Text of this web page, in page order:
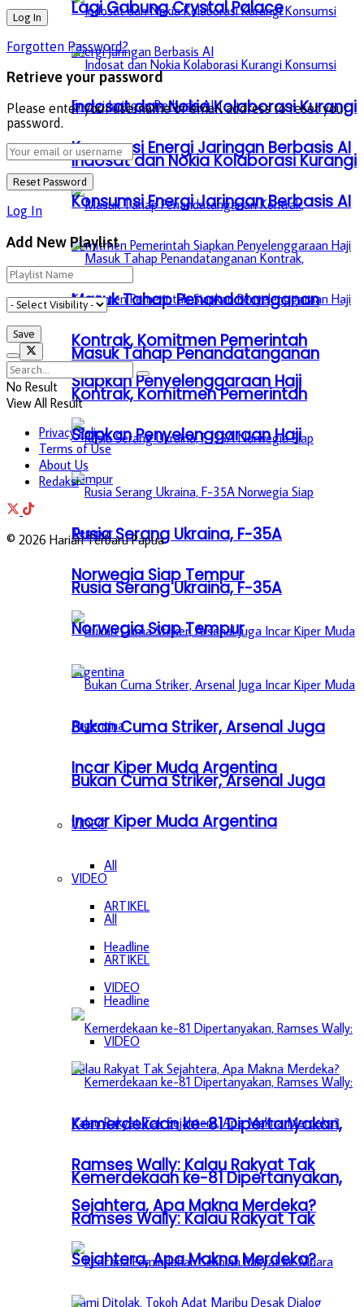
Indosat dan Nokia Kolaborasi Kurangi
Konsumsi Energi Jaringan Berbasis AI
Masuk Tahap Penandatanganan
Kontrak, Komitmen Pemerintah
Siapkan Penyelenggaraan Haji
Rusia Serang Ukraina, F-35A
Norwegia Siap Tempur
Bukan Cuma Striker, Arsenal Juga
Incar Kiper Muda Argentina
VIDEO
All
ARTIKEL
Headline
VIDEO
Kemerdekaan ke-81 Dipertanyakan,
Ramses Wally: Kalau Rakyat Tak
Sejahtera, Apa Makna Merdeka?
Lagi Gabung Crystal Palace
Indosat dan Nokia Kolaborasi Kurangi
Konsumsi Energi Jaringan Berbasis AI
Masuk Tahap Penandatanganan
Kontrak, Komitmen Pemerintah
Siapkan Penyelenggaraan Haji
Rusia Serang Ukraina, F-35A
Norwegia Siap Tempur
Bukan Cuma Striker, Arsenal Juga
Incar Kiper Muda Argentina
VIDEO
All
ARTIKEL
Headline
VIDEO
Kemerdekaan ke-81 Dipertanyakan,
Ramses Wally: Kalau Rakyat Tak
Sejahtera, Apa Makna Merdeka?
Forgotten Password?
Retrieve your password
Please enter your username or email address to reset your
password.
Log In
Add New Playlist
No Result
View All Result
Privacy Policy
Terms of Use
About Us
Redaksi
© 2026 Harian Terbaru Papua